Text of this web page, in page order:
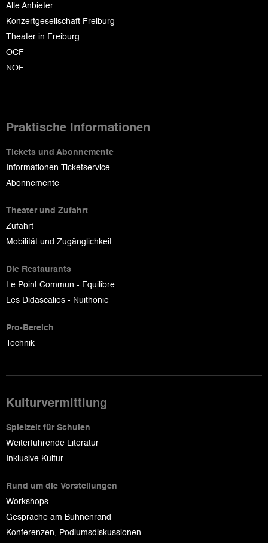
Alle Anbieter
Konzertgesellschaft Freiburg
Theater in Freiburg
OCF
NOF
Praktische Informationen
Tickets und Abonnemente
Informationen Ticketservice
Abonnemente
Theater und Zufahrt
Zufahrt
Mobilität und Zugänglichkeit
Die Restaurants
Le Point Commun - Equilibre
Les Didascalies - Nuithonie
Pro-Bereich
Technik
Kulturvermittlung
Spielzeit für Schulen
Weiterführende Literatur
Inklusive Kultur
Rund um die Vorstellungen
Workshops
Gespräche am Bühnenrand
Konferenzen, Podiumsdiskussionen